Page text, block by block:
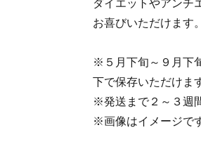
ダイエットやアンチ
お喜びいただけます。
※５月下旬～９月下
下で保存いただけま
※発送まで２～３週
※画像はイメージで